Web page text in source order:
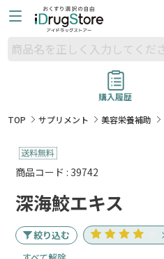
購入履歴
TOP
サプリメント 美容栄養補助
商品コード : 39742
深海鮫エキス
絞り込む